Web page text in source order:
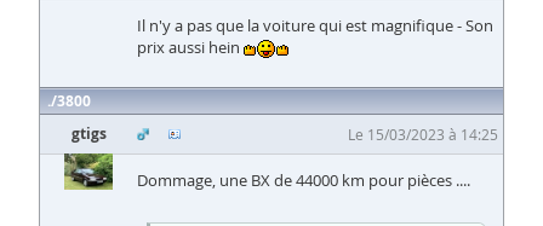
Il n'y a pas que la voiture qui est magnifique - Son
prix aussi hein
3800
gtigs
Le 15/03/2023 à 14:25
Dommage, une BX de 44000 km pour pièces ....